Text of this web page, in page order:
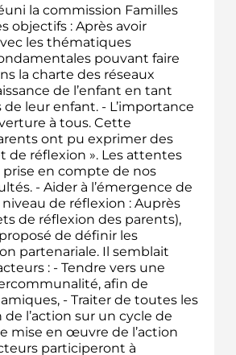
la commission Familles
objectifs : Après avoir
les thématiques
pouvant faire
la charte des réseaux
de l’enfant en tant
leur enfant. - L’importance
à tous. Cette
ont pu exprimer des
de réflexion ». Les attentes
en compte de nos
- Aider à l’émergence de
de réflexion : Auprès
de réflexion des parents),
de définir les
partenariale. Il semblait
: - Tendre vers une
afin de
- Traiter de toutes les
l’action sur un cycle de
mise en œuvre de l’action
participeront à